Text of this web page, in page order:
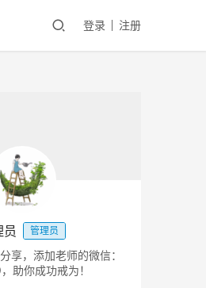
登录 注册
员 管理员
享，添加老师的微信：
助你成功戒为！